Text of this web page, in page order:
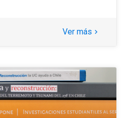
Ver más keyboard_arrow_right